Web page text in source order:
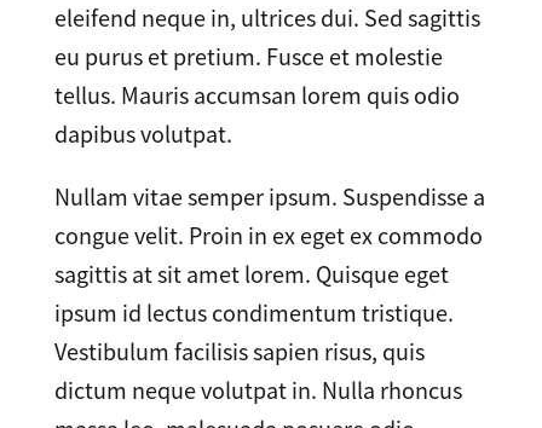
eleifend neque in, ultrices dui. Sed sagittis
eu purus et pretium. Fusce et molestie
tellus. Mauris accumsan lorem quis odio
dapibus volutpat.
Nullam vitae semper ipsum. Suspendisse a
congue velit. Proin in ex eget ex commodo
sagittis at sit amet lorem. Quisque eget
ipsum id lectus condimentum tristique.
Vestibulum facilisis sapien risus, quis
dictum neque volutpat in. Nulla rhoncus